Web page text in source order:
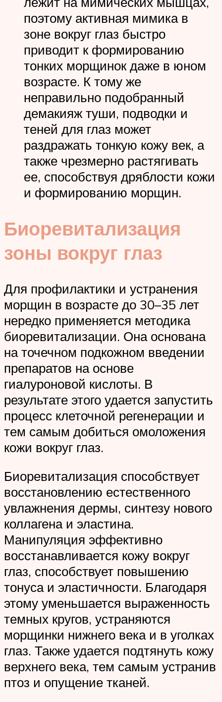
поэтому активная мимика в
зоне вокруг глаз быстро
приводит к формированию
тонких морщинок даже в юном
возрасте. К тому же
неправильно подобранный
демакияж туши, подводки и
теней для глаз может
раздражать тонкую кожу век, а
также чрезмерно растягивать
ее, способствуя дряблости кожи
и формированию морщин.
Биоревитализация
зоны вокруг глаз
Для профилактики и устранения
морщин в возрасте до 30–35 лет
нередко применяется методика
биоревитализации. Она основана
на точечном подкожном введении
препаратов на основе
гиалуроновой кислоты. В
результате этого удается запустить
процесс клеточной регенерации и
тем самым добиться омоложения
кожи вокруг глаз.
Биоревитализация способствует
восстановлению естественного
увлажнения дермы, синтезу нового
коллагена и эластина.
Манипуляция эффективно
восстанавливается кожу вокруг
глаз, способствует повышению
тонуса и эластичности. Благодаря
этому уменьшается выраженность
темных кругов, устраняются
морщинки нижнего века и в уголках
глаз. Также удается подтянуть кожу
верхнего века, тем самым устранив
птоз и опущение тканей.